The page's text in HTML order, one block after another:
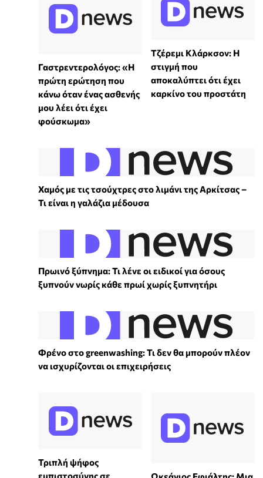
Γαστρεντερολόγος: «Η
πρώτη ερώτηση που
κάνω όταν ένας ασθενής
μου λέει ότι έχει
φούσκωμα»
Τζέρεμι Κλάρκσον: Η
στιγμή που
αποκαλύπτει ότι έχει
καρκίνο του προστάτη
Χαμός με τις τσούχτρες στο λιμάνι της Αρκίτσας –
Τι είναι η γαλάζια μέδουσα
Πρωινό ξύπνημα: Τι λένε οι ειδικοί για όσους
ξυπνούν νωρίς κάθε πρωί χωρίς ξυπνητήρι
Φρένο στο greenwashing: Τι δεν θα μπορούν πλέον
να ισχυρίζονται οι επιχειρήσεις
Τριπλή ψήφος
εμπιστοσύνης σε